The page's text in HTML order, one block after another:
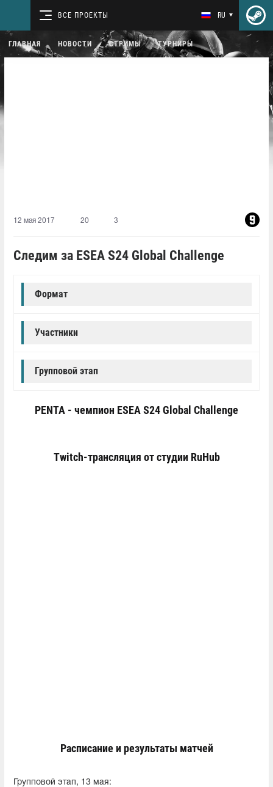
ВСЕ ПРОЕКТЫ RU
ГЛАВНАЯ НОВОСТИ СТРИМЫ ТУРНИРЫ
12 мая 2017 20 3
Следим за ESEA S24 Global Challenge
Формат
Участники
Групповой этап
PENTA - чемпион ESEA S24 Global Challenge
Twitch-трансляция от студии RuHub
Расписание и результаты матчей
Групповой этап, 13 мая: